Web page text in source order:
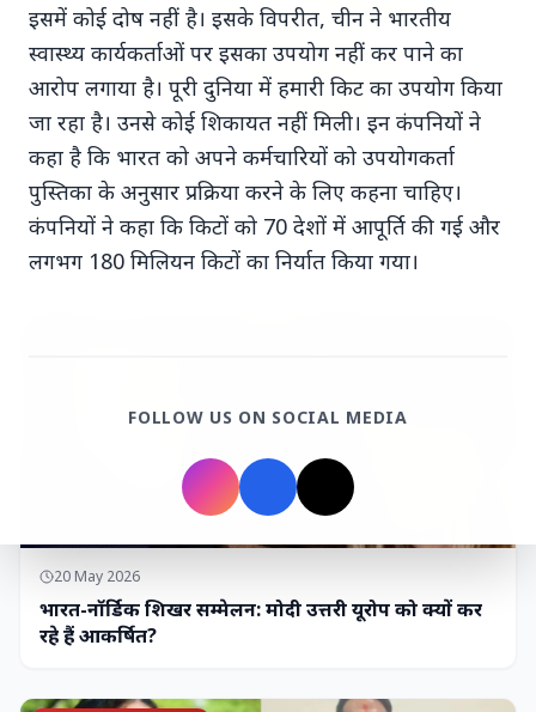
7 Jun 2026
गोंद कतिरा वेलनेस ड्रिंक — पेट की सेहत के लिए रात भर का
उपाय जिसका आपका पेट इंतजार कर रहा था
20 May 2026
भारत-नॉर्डिक शिखर सम्मेलन: मोदी उत्तरी यूरोप को क्यों कर
रहे हैं आकर्षित?
इसमें कोई दोष नहीं है। इसके विपरीत, चीन ने भारतीय
स्वास्थ्य कार्यकर्ताओं पर इसका उपयोग नहीं कर पाने का
आरोप लगाया है। पूरी दुनिया में हमारी किट का उपयोग किया
जा रहा है। उनसे कोई शिकायत नहीं मिली। इन कंपनियों ने
कहा है कि भारत को अपने कर्मचारियों को उपयोगकर्ता
पुस्तिका के अनुसार प्रक्रिया करने के लिए कहना चाहिए।
कंपनियों ने कहा कि किटों को 70 देशों में आपूर्ति की गई और
लगभग 180 मिलियन किटों का निर्यात किया गया।
FOLLOW US ON SOCIAL MEDIA